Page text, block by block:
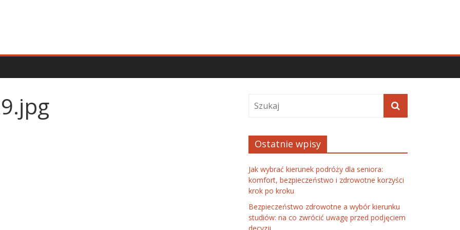
Ostatnie wpisy
Jak wybrać kierunek podróży dla seniora:
komfort, bezpieczeństwo i zdrowotne korzyści
krok po kroku
Bezpieczeństwo zdrowotne a wybór kierunku
studiów: na co zwrócić uwagę przed podjęciem